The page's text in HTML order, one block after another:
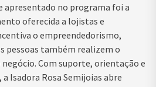
apresentado no programa foi a
oferecida a lojistas e
o empreendedorismo,
pessoas também realizem o
Com suporte, orientação e
Isadora Rosa Semijoias abre